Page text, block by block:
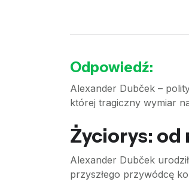
Odpowiedź:
Alexander Dubček –
której tragiczny wymiar
Życiorys: od
Alexander Dubček
przyszłego przywódcę